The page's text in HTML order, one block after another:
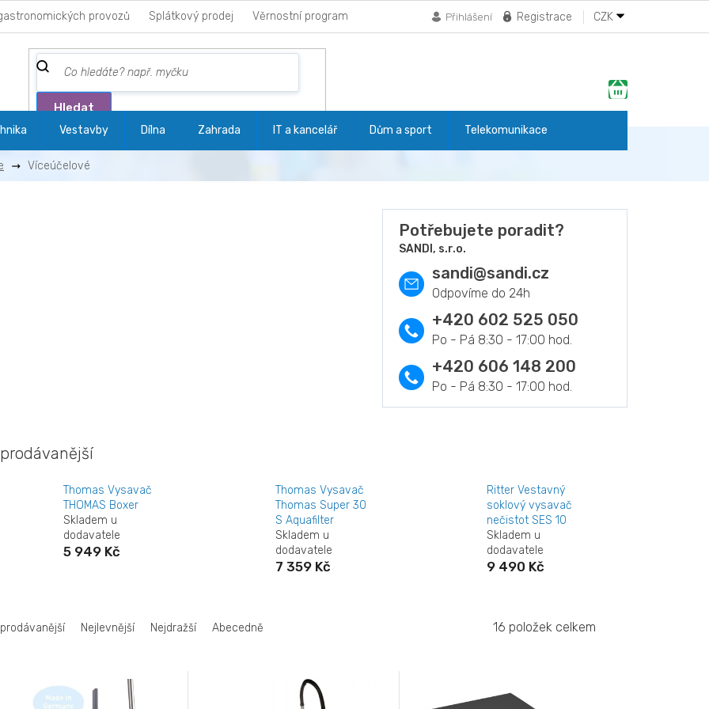
provozů Splátkový prodej Věrnostní program CZK
Registrace
Přihlášení
Hledat
Nákupní
košík
Vestavby Dílna Zahrada IT a kancelář Dům a sport Telekomunikace
Víceúčelové
Potřebujete poradit?
SANDI, s.r.o.
sandi@sandi.cz
+420 602 525 050
+420 606 148 200
Thomas Vysavač
THOMAS Boxer
Skladem u
dodavatele
5 949 Kč
Thomas Vysavač
Thomas Super 30
S Aquafilter
Skladem u
dodavatele
7 359 Kč
Ritter Vestavný
soklový vysavač
nečistot SES 10
Skladem u
dodavatele
9 490 Kč
Nejlevnější Nejdražší Abecedně 16 položek celkem